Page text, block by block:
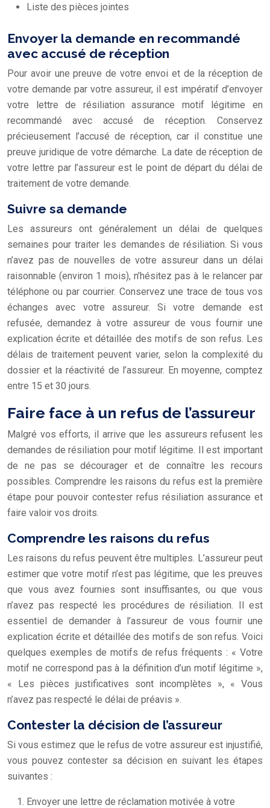
Liste des pièces jointes
Envoyer la demande en recommandé
avec accusé de réception
Pour avoir une preuve de votre envoi et de la réception de
votre demande par votre assureur, il est impératif d’envoyer
votre lettre de résiliation assurance motif légitimeen
recommandé avec accusé de réception. Conservez
précieusement l’accusé de réception, car il constitue une
preuve juridique de votre démarche. La date de réception de
votre lettre par l’assureur est le point de départ du délai de
traitement de votre demande.
Suivre sa demande
Les assureurs ont généralement un délai de quelques
semaines pour traiter les demandes de résiliation. Si vous
n’avez pas de nouvelles de votre assureur dans un délai
raisonnable (environ 1 mois), n’hésitez pas à le relancer par
téléphone ou par courrier. Conservez une trace de tous vos
échanges avec votre assureur. Si votre demande est
refusée, demandez à votre assureur de vous fournir une
explication écrite et détaillée des motifs de son refus. Les
délais de traitement peuvent varier, selon la complexité du
dossier et la réactivité de l’assureur. En moyenne, comptez
entre 15 et 30 jours.
Faire face à un refus de l’assureur
Malgré vos efforts, il arrive que les assureurs refusent les
demandes de résiliation pour motif légitime. Il est important
de ne pas se décourager et de connaître les recours
possibles. Comprendre les raisons du refus est la première
étape pour pouvoir contester refus résiliation assurance et
faire valoir vos droits.
Comprendre les raisons du refus
Les raisons du refus peuvent être multiples. L’assureur peut
estimer que votre motif n’est pas légitime, que les preuves
que vous avez fournies sont insuffisantes, ou que vous
n’avez pas respecté les procédures de résiliation. Il est
essentiel de demander à l’assureur de vous fournir une
explication écrite et détaillée des motifs de son refus. Voici
quelques exemples de motifs de refus fréquents : « Votre
motif ne correspond pas à la définition d’un motif légitime »,
« Les pièces justificatives sont incomplètes », « Vous
n’avez pas respecté le délai de préavis ».
Contester la décision de l’assureur
Si vous estimez que le refus de votre assureur est injustifié,
vous pouvez contester sa décision en suivant les étapes
suivantes :
Envoyer une lettre de réclamation motivée à votre